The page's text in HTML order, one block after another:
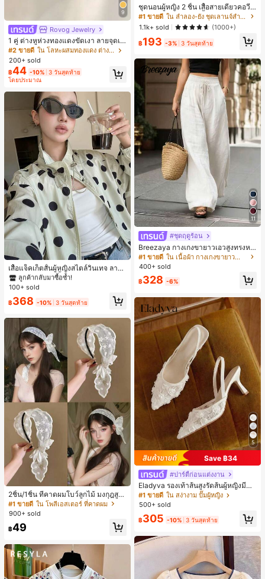
9
Rovog Jewelry
1 คู่ ต่างหูห่วงทองแดงขัดเงา ลายจุดเร
ขาคณิตสไตล์มินิมอล เหมาะสำหรับสว
มใส่ประจำวันแบบสบายๆ สำหรับผู้หญิง
#2 ขายดี
ใน โลหะผสมทองแดง ต่างหูผู้หญิง
200+ sold
฿44 -10% 3 วันสุดท้าย
โดยประมาณ
เสื้อแจ็คเก็ตสั้นผู้หญิงสไตล์วินเทจ ลายจุ
ดขนาดใหญ่ คอตั้ง เอวเข้ารูป แขนพอง
ทรงหลวม แฟชั่นอเนกประสงค์ สำหรับใ
#1 ขายดี
ใน กระเป๋า เสื้อคลุมลำลอง
ลูกค้ากลับมาซื้อซ้ำ!
#1 ขายดี ใน กระเป๋า เสื้อคลุมลำลอง
ลูกค้ากลับมาซื้อซ้ำ!
#1 ขายดี ใน กระเป๋า เสื้อคลุมลำลอง
ลูกค้ากลับมาซื้อซ้ำ!
#1 ขายดี
ใน กระเป๋า เสื้อคลุมลำลอง
ลูกค้ากลับมาซื้อซ้ำ!
100+ sold
฿368 -10% 3 วันสุดท้าย
2ชิ้น/1ชิ้น ที่คาดผมโบว์ลูกไม้ มงกุฎสูง
แถบกว้าง สีดำ สีขาว สำหรับใส่ประจำ
วัน กิ๊บติดผม ยางรัดผม (ลายปักดอกไม้
#1 ขายดี ใน โพลีเอสเตอร์ ที่คาดผม
900+ sold
฿49
ชุดนอนผู้หญิง 2 ชิ้น เสื้อสายเดี่ยวคอวีลู
กไม้ พร้อมกางเกงขาสั้นแต่งลูกไม้ แต่ง
โบว์ที่เอว ชุดลำลองผู้หญิงนุ่มสบายน่ารั
ก สไตล์เอสเธติก
#1 ขายดี
ใน ลำลอง-ยัง ชุดเลานจ์สำหรับผู้หญิง
1.1k+ sold
(1000+)
฿193 -3% 3 วันสุดท้าย
11
#ชุดฤดูร้อน
Breezaya กางเกงขายาวเอวสูงทรงหล
วมขาบานสำหรับผู้หญิง สีขาวเรียบหรูส
ไตล์ชิค เหมาะสำหรับใส่เที่ยวทะเล วันห
ยุดพักผ่อนฤดูร้อน ลุคสบายๆ ใส่ได้หลา
ยโอกาสในชีวิตประจำวัน
#1 ขายดี
ใน เนื้อผ้า กางเกงขายาวลำลองผ้า
400+ sold
฿328 -6%
5
Save ฿34
#ปาร์ตี้ก่อนแต่งงาน
Eladyva รองเท้าส้นสูงรัดส้นผู้หญิงมีดอ
กไม้ประดับตาข่ายเสริมและสามารถสว
มได้สองแบบ ส้นสูง 7 ซม. รูปแบบโรมัน
#1 ขายดี ใน สง่างาม ปั๊มผู้หญิง
500+ sold
฿305 -10% 3 วันสุดท้าย